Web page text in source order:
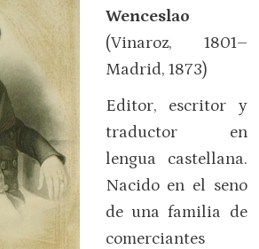
Wenceslao
(Vinaroz, 1801–
Madrid, 1873)
Editor, escritor y
traductor en
lengua castellana.
Nacido en el seno
de una familia de
comerciantes